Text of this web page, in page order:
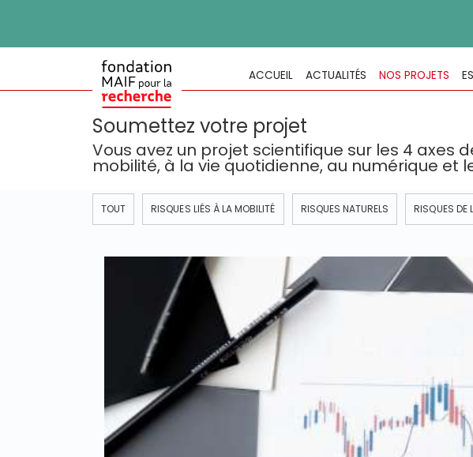
ACCUEIL ACTUALITÉS NOS PROJETS
Soumettez votre projet
Vous avez un projet scientifique sur les 4 axes
mobilité, à la vie quotidienne, au numérique et
TOUT RISQUES LIÉS À LA MOBILITÉ RISQUES NATURELS RISQUES DE